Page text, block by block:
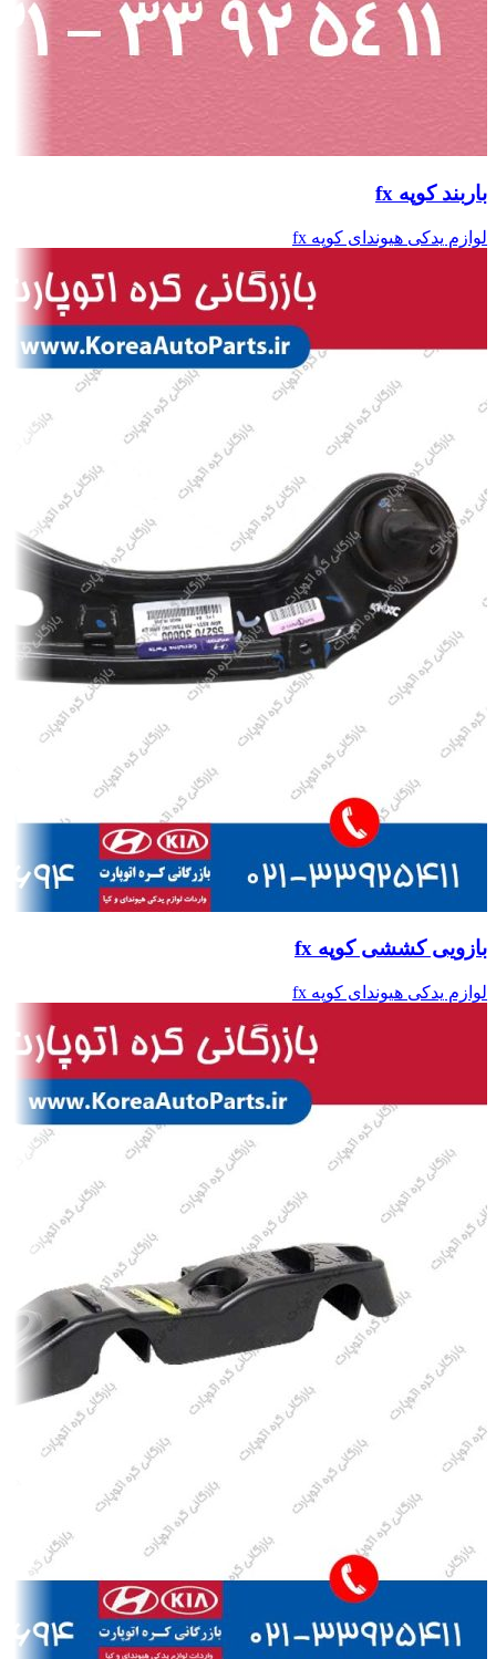
باربند کوپه fx
لوازم یدکی هیوندای کوپه fx
بازویی کششی کوپه fx
لوازم یدکی هیوندای کوپه fx